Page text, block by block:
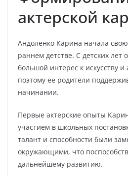
актерской
Андоленко Карина начала
раннем детстве. С детских лет
большой интерес к искусству и
поэтому ее родители
начинании.
Первые актерские опыты
участием в школьных
талант и способности были
окружающими, что
дальнейшему развитию.